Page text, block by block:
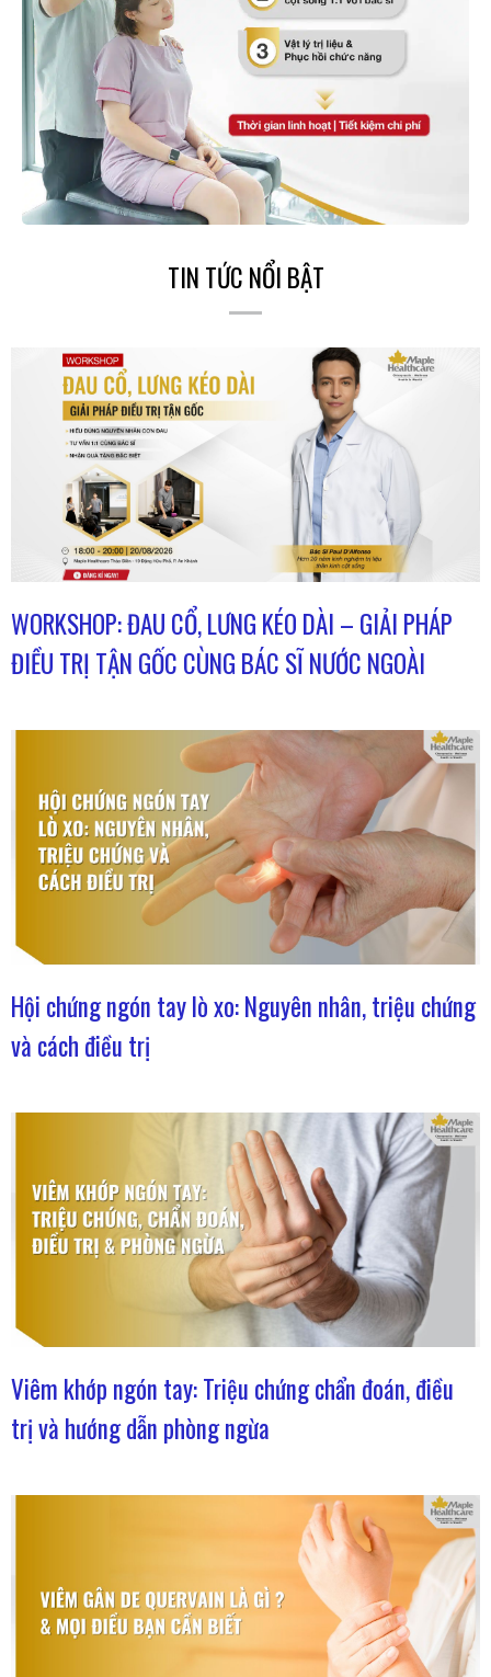
TIN TỨC NỔI BẬT
WORKSHOP: ĐAU CỔ, LƯNG KÉO DÀI – GIẢI PHÁP
ĐIỀU TRỊ TẬN GỐC CÙNG BÁC SĨ NƯỚC NGOÀI
Hội chứng ngón tay lò xo: Nguyên nhân, triệu chứng
và cách điều trị
Viêm khớp ngón tay: Triệu chứng chẩn đoán, điều
trị và hướng dẫn phòng ngừa